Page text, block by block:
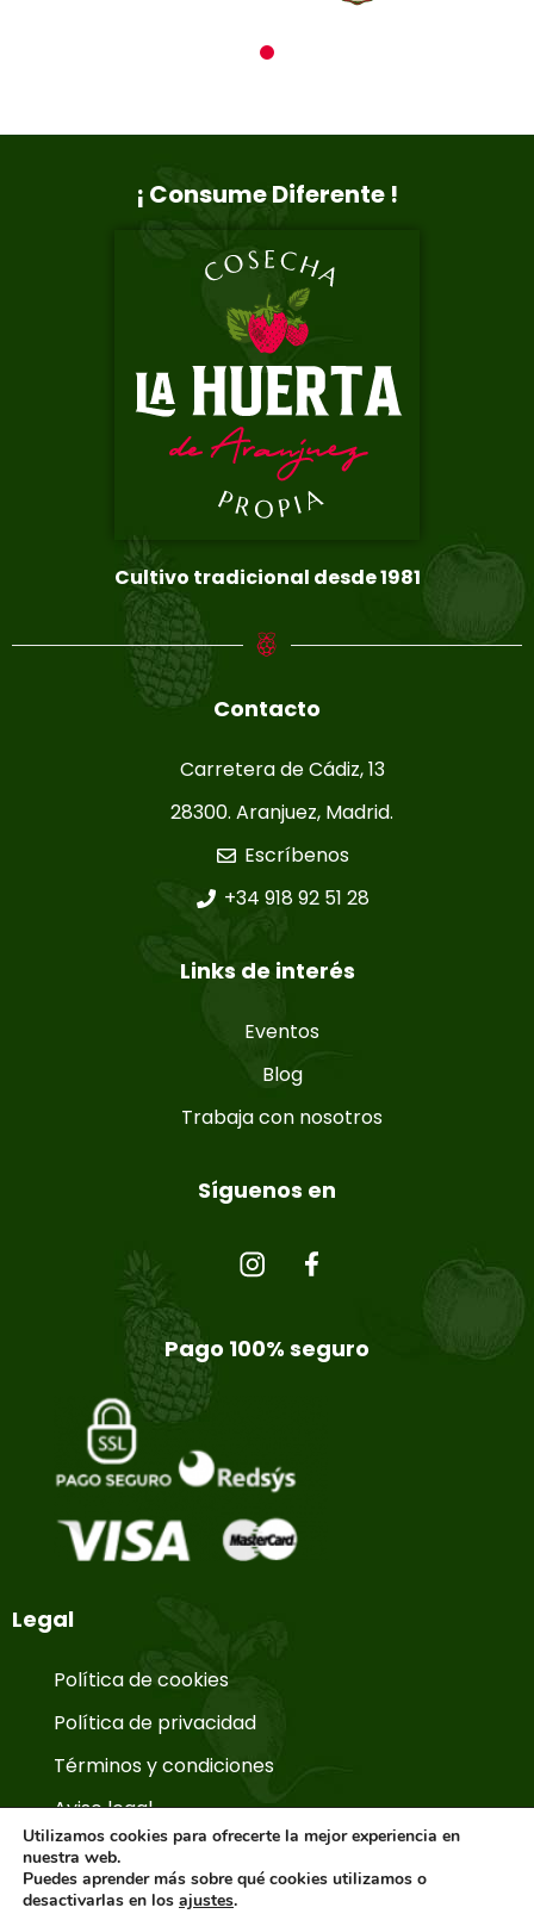
¡ Consume Diferente !
Cultivo tradicional desde 1981
Contacto
Carretera de Cádiz, 13
28300. Aranjuez, Madrid.
Escríbenos
+34 918 92 51 28
Links de interés
Eventos
Blog
Trabaja con nosotros
Síguenos en
Pago 100% seguro
Legal
Política de cookies
Política de privacidad
Términos y condiciones
Aviso legal
© Copyright 2026. La Huerta de Aranjuez.
Utilizamos cookies para ofrecerte la mejor experiencia en
nuestra web.
Puedes aprender más sobre qué cookies utilizamos o
desactivarlas en los ajustes.